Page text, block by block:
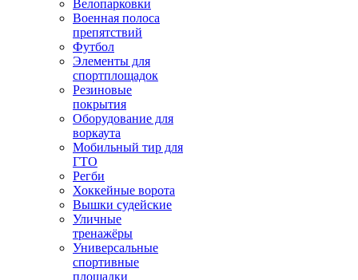
Велопарковки
Военная полоса
препятствий
Футбол
Элементы для
спортплощадок
Резиновые
покрытия
Оборудование для
воркаута
Мобильный тир для
ГТО
Регби
Хоккейные ворота
Вышки судейские
Уличные
тренажёры
Универсальные
спортивные
площадки